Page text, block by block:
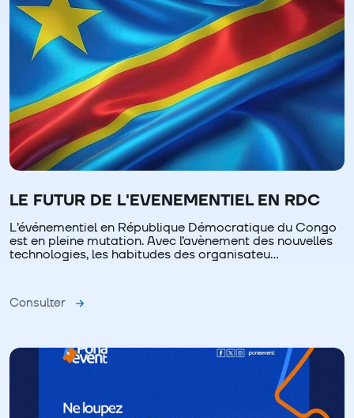
LE FUTUR DE L'EVENEMENTIEL EN RDC
L’événementiel en République Démocratique du Congo
est en pleine mutation. Avec l’avènement des nouvelles
technologies, les habitudes des organisateu…
Consulter